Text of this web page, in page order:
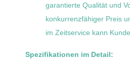
garantierte Qualität und
konkurrenzfähiger Preis
im Zeitservice kann
Spezifikationen im Detail: